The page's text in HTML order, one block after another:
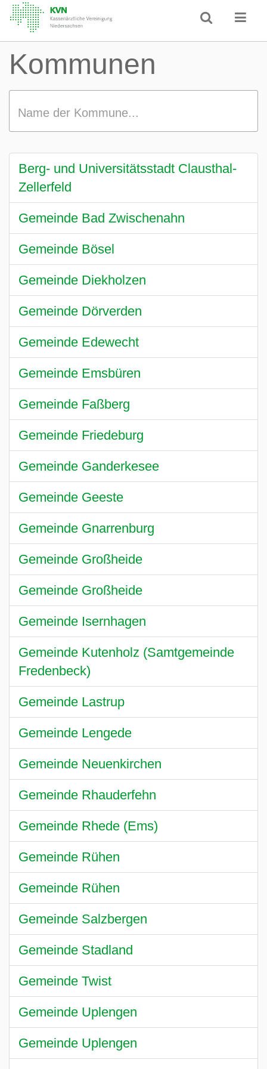
Kommunen
Name der Kommune...
Berg- und Universitätsstadt Clausthal-
Zellerfeld
Gemeinde Bad Zwischenahn
Gemeinde Bösel
Gemeinde Diekholzen
Gemeinde Dörverden
Gemeinde Edewecht
Gemeinde Emsbüren
Gemeinde Faßberg
Gemeinde Friedeburg
Gemeinde Ganderkesee
Gemeinde Geeste
Gemeinde Gnarrenburg
Gemeinde Großheide
Gemeinde Großheide
Gemeinde Isernhagen
Gemeinde Kutenholz (Samtgemeinde
Fredenbeck)
Gemeinde Lastrup
Gemeinde Lengede
Gemeinde Neuenkirchen
Gemeinde Rhauderfehn
Gemeinde Rhede (Ems)
Gemeinde Rühen
Gemeinde Rühen
Gemeinde Salzbergen
Gemeinde Stadland
Gemeinde Twist
Gemeinde Uplengen
Gemeinde Uplengen